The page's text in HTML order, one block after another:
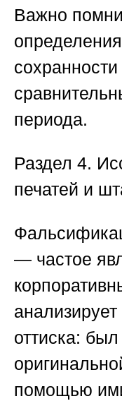
Важно
периода.
Раздел 4.
печатей и
— частое
оттиска:
помощью